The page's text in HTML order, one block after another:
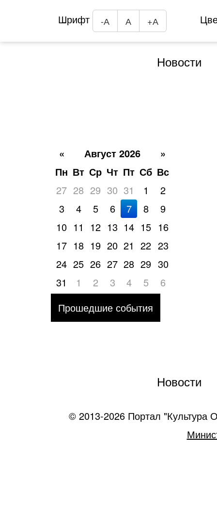
Шрифт -А А +А
Новости
« Август 2026
»
Пн Вт Ср Чт Пт Сб Вс
27 28 29 30 31 1
2
3
4 5 6 7 8
9
10 11 12 13 14 15 16
17 18 19 20 21 22 23
24 25 26 27 28 29 30
31
1 2 3 4 5
6
Прошедшие события
Новости
© 2013-2026 Портал "Культура